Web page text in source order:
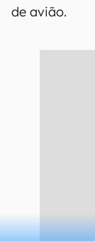
de avião.